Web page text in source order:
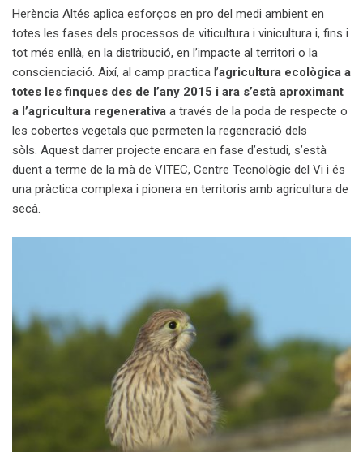
Herència Altés aplica esforços en pro del medi ambient en
totes les fases dels processos de viticultura i vinicultura i, fins i
tot més enllà, en la distribució, en l’impacte al territori o la
conscienciació. Així, al camp practica l’agricultura ecològica a
totes les finques des de l’any 2015 i ara s’està aproximant
a l’agricultura regenerativa a través de la poda de respecte o
les cobertes vegetals que permeten la regeneració dels
sòls. Aquest darrer projecte encara en fase d’estudi, s’està
duent a terme de la mà de VITEC, Centre Tecnològic del Vi i és
una pràctica complexa i pionera en territoris amb agricultura de
secà.